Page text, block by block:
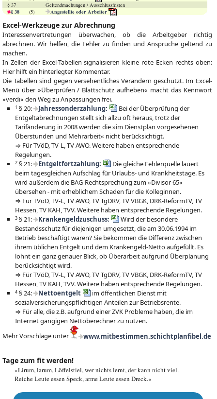
§ 37
Geltendmachungen / Ausschlussfristen
§ 38 (5) Angestellte oder Arbeiter
Excel-Werkzeuge zur Abrechnung
Interessenvertretungen überwachen, ob die Arbeitgeber richtig
abrechnen. Wir helfen, die Fehler zu finden und Ansprüche geltend zu
machen.
In Zellen der Excel-Tabellen signalisieren kleine rote Ecken rechts oben:
Hier hilft ein hinterlegter Kommentar.
Die Tabellen sind gegen versehentliches Verändern geschützt. Im Excel-
Menü über »Überprüfen / Blattschutz aufheben« macht das Kennwort
»verdi« den Weg zu Anpassungen frei.
1 § 20: Jahressonderzahlung:
Bei der Überprüfung der
Entgeltabrechnungen stellt sich allzu oft heraus, trotz der
Tarifänderung in 2008 werden die »im Dienstplan vorgesehenen
Überstunden und Mehrarbeit« nicht berücksichtigt.
⇒ Für TVöD, TV-L, TV AWO. Weitere haben entsprechende
Regelungen.
2 § 21: Entgeltfortzahlung:
Die gleiche Fehlerquelle lauert
beim tagesgleichen Aufschlag für Urlaubs- und Krankheitstage. Es
wird außerdem die BAG-Rechtsprechung zum »Divisor 65«
übersehen - mit erheblichem Schaden für die Kolleginnen.
⇒ Für TVöD, TV-L, TV AWO, TV TgDRV, TV VBGK, DRK-ReformTV, TV
Hessen, TV KAH, TVV. Weitere haben entsprechende Regelungen.
3 § 21: Krankengeldzuschuss:
Wird der besondere
Bestandsschutz für diejenigen umgesetzt, die am 30.06.1994 im
Betrieb beschäftigt waren? Sie bekommen die Differenz zwischen
ihrem üblichen Entgelt und dem Krankengeld-Netto aufgefüllt. Es
lohnt ein ganz genauer Blick, ob Überarbeit aufgrund Überplanung
berücksichtigt wird.
⇒ Für TVöD, TV-L, TV AWO, TV TgDRV, TV VBGK, DRK-ReformTV, TV
Hessen, TV KAH, TVV. Weitere haben entsprechende Regelungen.
4 § 24: Nettoentgelt
im öffentlichen Dienst mit
sozialversicherungspflichtigen Anteilen zur Betriebsrente.
⇒ Für alle, die z.B. aufgrund einer ZVK Probleme haben, die im
Internet gängigen Nettoberechner zu nutzen.
Mehr Vorschläge unter
www.mitbestimmen.schichtplanfibel.de
Tage zum fit werden!
»Lirum, larum, Löffelstiel, wer nichts lernt, der kann nicht viel.
Reiche Leute essen Speck, arme Leute essen Dreck.«